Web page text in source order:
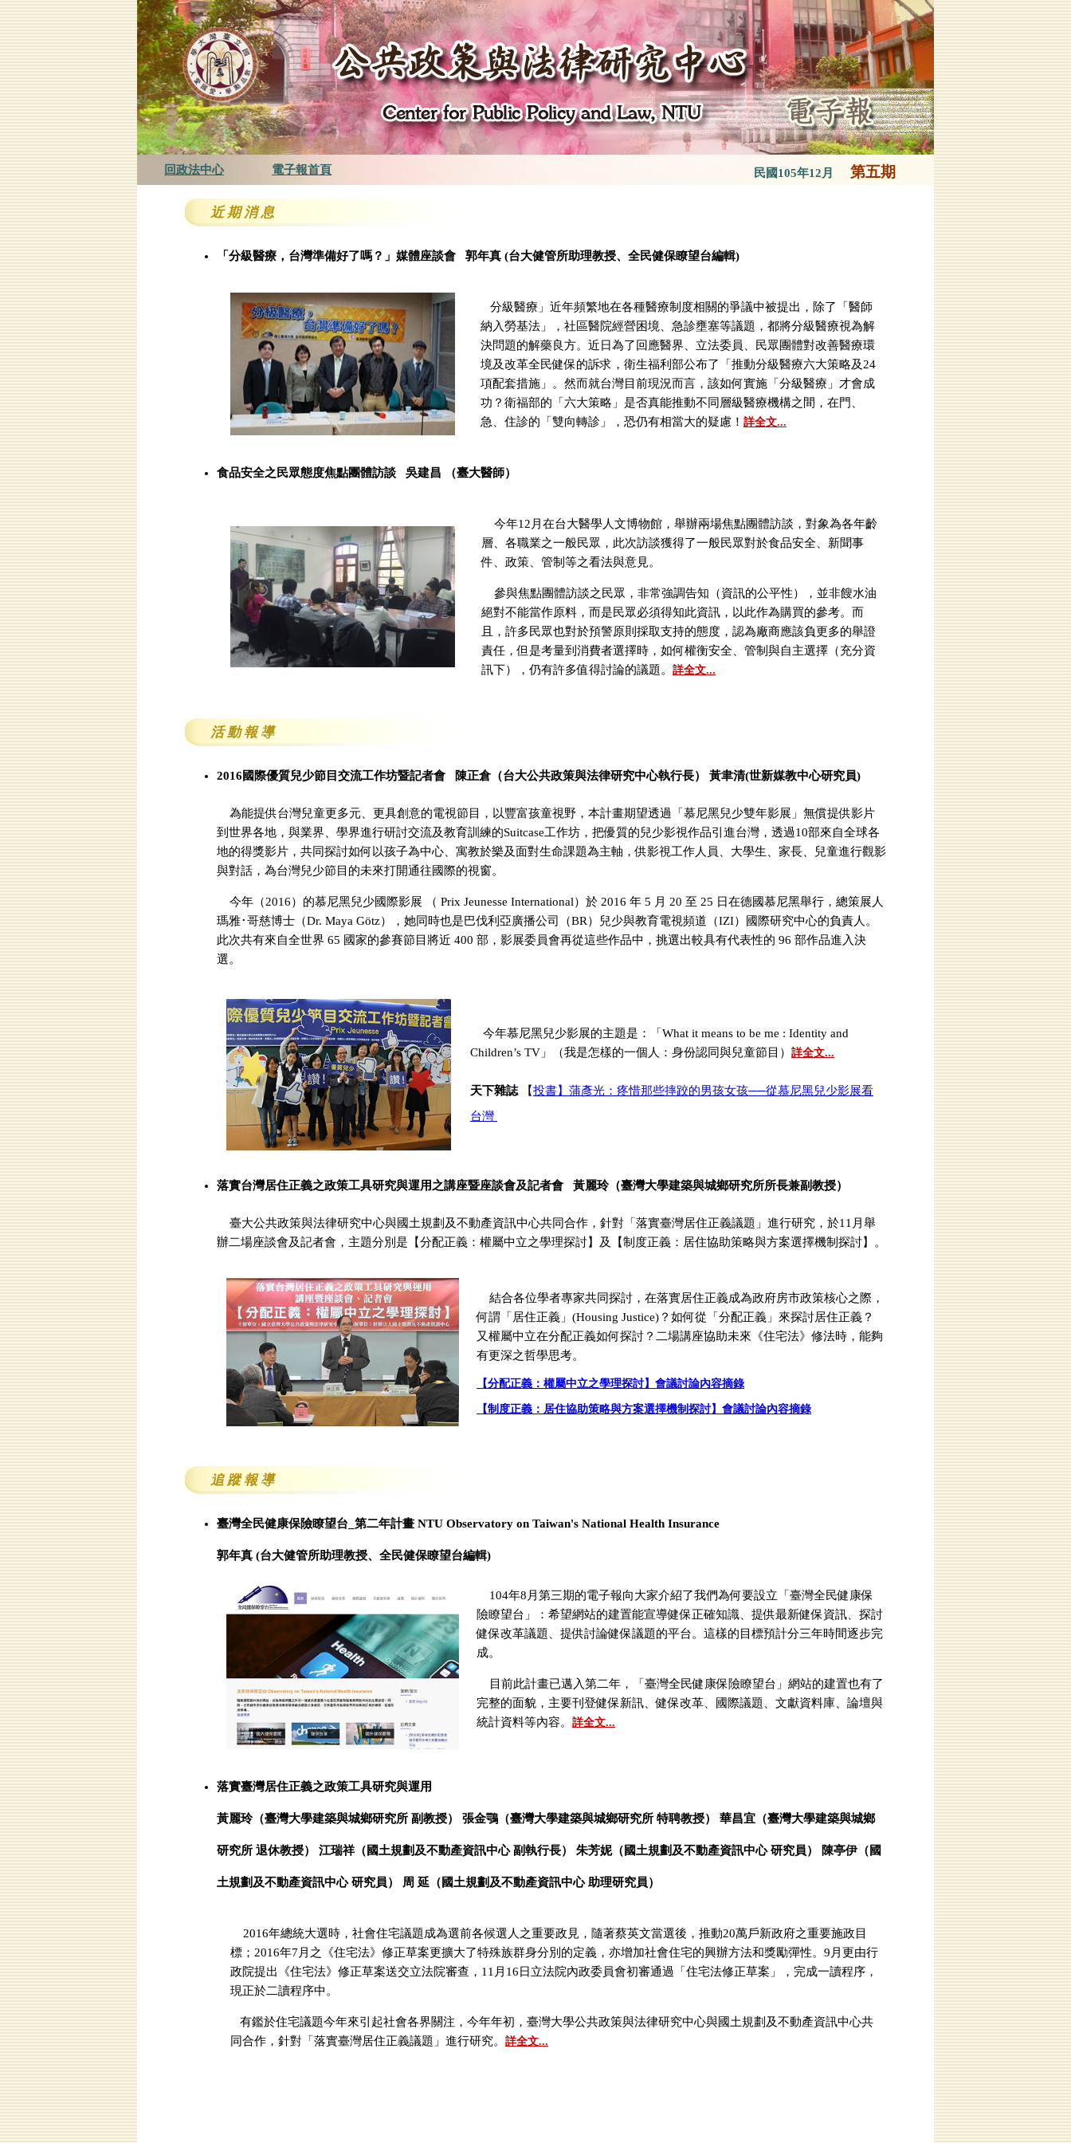
電子報首頁
回政法中心 民國105年12月 第五期
近 期 消 息
「分級醫療，台灣準備好了嗎？」媒體座談會 郭年真 (台大健管所助理教授、全民健保瞭望台編輯)
分級醫療」近年頻繁地在各種醫療制度相關的爭議中被提出，除了「醫師
納入勞基法」，社區醫院經營困境、急診壅塞等議題，都將分級醫療視為解
決問題的解藥良方。近日為了回應醫界、立法委員、民眾團體對改善醫療環
境及改革全民健保的訴求，衛生福利部公布了「推動分級醫療六大策略及24
項配套措施」。然而就台灣目前現況而言，該如何實施「分級醫療」才會成
功？衛福部的「六大策略」是否真能推動不同層級醫療機構之間，在門、
急、住診的「雙向轉診」，恐仍有相當大的疑慮！ 詳全文...
食品安全之民眾態度焦點團體訪談 吳建昌 （臺大醫師）
今年12月在台大醫學人文博物館，舉辦兩場焦點團體訪談，對象為各年齡
層、各職業之一般民眾，此次訪談獲得了一般民眾對於食品安全、新聞事
件、政策、管制等之看法與意見。
參與焦點團體訪談之民眾，非常強調告知（資訊的公平性），並非餿水油
絕對不能當作原料，而是民眾必須得知此資訊，以此作為購買的參考。而
且，許多民眾也對於預警原則採取支持的態度，認為廠商應該負更多的舉證
責任，但是考量到消費者選擇時，如何權衡安全、管制與自主選擇（充分資
訊下），仍有許多值得討論的議題。 詳全文...
活 動 報 導
2016國際優質兒少節目交流工作坊暨記者會 陳正倉（台大公共政策與法律研究中心執行長） 黃聿清(世新媒教中心研究員)
為能提供台灣兒童更多元、更具創意的電視節目，以豐富孩童視野，本計畫期望透過「慕尼黑兒少雙年影展」無償提供影片
到世界各地，與業界、學界進行研討交流及教育訓練的Suitcase工作坊，把優質的兒少影視作品引進台灣，透過10部來自全球各
地的得獎影片，共同探討如何以孩子為中心、寓教於樂及面對生命課題為主軸，供影視工作人員、大學生、家長、兒童進行觀影
與對話，為台灣兒少節目的未來打開通往國際的視窗。
今年（2016）的慕尼黑兒少國際影展 （ Prix Jeunesse International）於 2016 年 5 月 20 至 25 日在德國慕尼黑舉行，總策展人
瑪雅･哥慈博士（Dr. Maya Götz），她同時也是巴伐利亞廣播公司（BR）兒少與教育電視頻道（IZI）國際研究中心的負責人。
此次共有來自全世界 65 國家的參賽節目將近 400 部，影展委員會再從這些作品中，挑選出較具有代表性的 96 部作品進入決
選。
今年慕尼黑兒少影展的主題是：「What it means to be me : Identity and
Children’s TV」（我是怎樣的一個人：身份認同與兒童節目） 詳全文...
天下雜誌【投書】蒲彥光：疼惜那些摔跤的男孩女孩──從慕尼黑兒少影展看
台灣
落實台灣居住正義之政策工具研究與運用之講座暨座談會及記者會 黃麗玲（臺灣大學建築與城鄉研究所所長兼副教授）
臺大公共政策與法律研究中心與國土規劃及不動產資訊中心共同合作，針對「落實臺灣居住正義議題」進行研究，於11月舉
辦二場座談會及記者會，主題分別是【分配正義：權屬中立之學理探討】及【制度正義：居住協助策略與方案選擇機制探討】。
結合各位學者專家共同探討，在落實居住正義成為政府房市政策核心之際，
何謂「居住正義」(Housing Justice)？如何從「分配正義」來探討居住正義？
又權屬中立在分配正義如何探討？二場講座協助未來《住宅法》修法時，能夠
有更深之哲學思考。
【分配正義：權屬中立之學理探討】會議討論內容摘錄
【制度正義：居住協助策略與方案選擇機制探討】會議討論內容摘錄
追 蹤 報 導
臺灣全民健康保險瞭望台_第二年計畫 NTU Observatory on Taiwan's National Health Insurance
郭年真 (台大健管所助理教授、全民健保瞭望台編輯)
104年8月第三期的電子報向大家介紹了我們為何要設立「臺灣全民健康保
險瞭望台」：希望網站的建置能宣導健保正確知識、提供最新健保資訊、探討
健保改革議題、提供討論健保議題的平台。這樣的目標預計分三年時間逐步完
成。
目前此計畫已邁入第二年，「臺灣全民健康保險瞭望台」網站的建置也有了
完整的面貌，主要刊登健保新訊、健保改革、國際議題、文獻資料庫、論壇與
統計資料等內容。 詳全文...
落實臺灣居住正義之政策工具研究與運用
黃麗玲（臺灣大學建築與城鄉研究所 副教授） 張金鶚（臺灣大學建築與城鄉研究所 特聘教授） 華昌宜（臺灣大學建築與城鄉
研究所 退休教授） 江瑞祥（國土規劃及不動產資訊中心 副執行長） 朱芳妮（國土規劃及不動產資訊中心 研究員） 陳亭伊（國
土規劃及不動產資訊中心 研究員） 周 延（國土規劃及不動產資訊中心 助理研究員）
2016年總統大選時，社會住宅議題成為選前各候選人之重要政見，隨著蔡英文當選後，推動20萬戶新政府之重要施政目
標；2016年7月之《住宅法》修正草案更擴大了特殊族群身分別的定義，亦增加社會住宅的興辦方法和獎勵彈性。9月更由行
政院提出《住宅法》修正草案送交立法院審查，11月16日立法院內政委員會初審通過「住宅法修正草案」，完成一讀程序，
現正於二讀程序中。
有鑑於住宅議題今年來引起社會各界關注，今年年初，臺灣大學公共政策與法律研究中心與國土規劃及不動產資訊中心共
同合作，針對「落實臺灣居住正義議題」進行研究。 詳全文...